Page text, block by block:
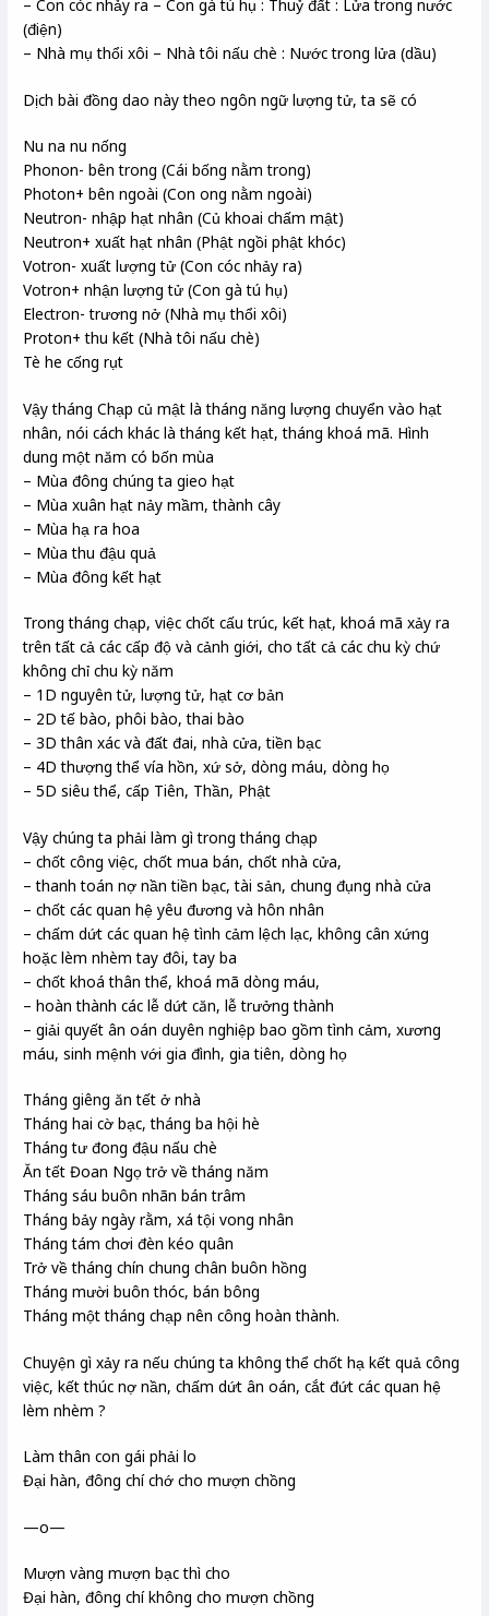
– Con cóc nhảy ra – Con gà tú hụ : Thuỷ đất : Lửa trong nước
(điện)
– Nhà mụ thổi xôi – Nhà tôi nấu chè : Nước trong lửa (dầu)
Dịch bài đồng dao này theo ngôn ngữ lượng tử, ta sẽ có
Nu na nu nống
Phonon- bên trong (Cái bống nằm trong)
Photon+ bên ngoài (Con ong nằm ngoài)
Neutron- nhập hạt nhân (Củ khoai chấm mật)
Neutron+ xuất hạt nhân (Phật ngồi phật khóc)
Votron- xuất lượng tử (Con cóc nhảy ra)
Votron+ nhận lượng tử (Con gà tú hụ)
Electron- trương nở (Nhà mụ thổi xôi)
Proton+ thu kết (Nhà tôi nấu chè)
Tè he cống rụt
Vậy tháng Chạp củ mật là tháng năng lượng chuyển vào hạt
nhân, nói cách khác là tháng kết hạt, tháng khoá mã. Hình
dung một năm có bốn mùa
– Mùa đông chúng ta gieo hạt
– Mùa xuân hạt nảy mầm, thành cây
– Mùa hạ ra hoa
– Mùa thu đậu quả
– Mùa đông kết hạt
Trong tháng chạp, việc chốt cấu trúc, kết hạt, khoá mã xảy ra
trên tất cả các cấp độ và cảnh giới, cho tất cả các chu kỳ chứ
không chỉ chu kỳ năm
– 1D nguyên tử, lượng tử, hạt cơ bản
– 2D tế bào, phôi bào, thai bào
– 3D thân xác và đất đai, nhà cửa, tiền bạc
– 4D thượng thể vía hồn, xứ sở, dòng máu, dòng họ
– 5D siêu thể, cấp Tiên, Thần, Phật
Vậy chúng ta phải làm gì trong tháng chạp
– chốt công việc, chốt mua bán, chốt nhà cửa,
– thanh toán nợ nần tiền bạc, tài sản, chung đụng nhà cửa
– chốt các quan hệ yêu đương và hôn nhân
– chấm dứt các quan hệ tình cảm lệch lạc, không cân xứng
hoặc lèm nhèm tay đôi, tay ba
– chốt khoá thân thể, khoá mã dòng máu,
– hoàn thành các lễ dứt căn, lễ trưởng thành
– giải quyết ân oán duyên nghiệp bao gồm tình cảm, xương
máu, sinh mệnh với gia đình, gia tiên, dòng họ
Tháng giêng ăn tết ở nhà
Tháng hai cờ bạc, tháng ba hội hè
Tháng tư đong đậu nấu chè
Ăn tết Đoan Ngọ trở về tháng năm
Tháng sáu buôn nhãn bán trâm
Tháng bảy ngày rằm, xá tội vong nhân
Tháng tám chơi đèn kéo quân
Trở về tháng chín chung chân buôn hồng
Tháng mười buôn thóc, bán bông
Tháng một tháng chạp nên công hoàn thành.
Chuyện gì xảy ra nếu chúng ta không thể chốt hạ kết quả công
việc, kết thúc nợ nần, chấm dứt ân oán, cắt đứt các quan hệ
lèm nhèm ?
Làm thân con gái phải lo
Đại hàn, đông chí chớ cho mượn chồng
—o—
Mượn vàng mượn bạc thì cho
Đại hàn, đông chí không cho mượn chồng